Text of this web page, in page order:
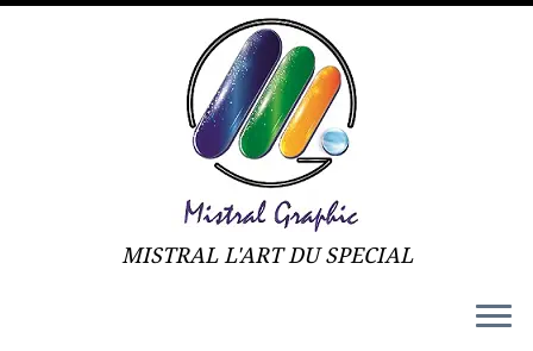
MISTRAL L'ART DU SPECIAL